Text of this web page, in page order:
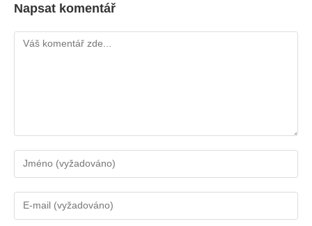
Napsat komentář